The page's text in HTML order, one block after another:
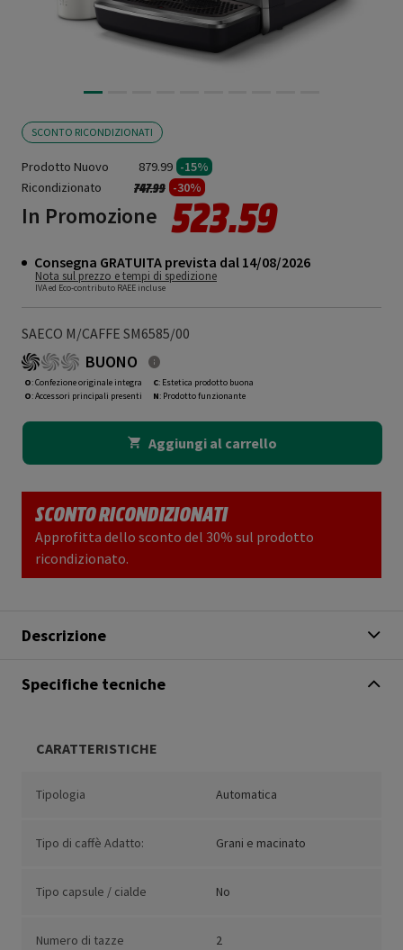
SCONTO RICONDIZIONATI
Prodotto Nuovo 879.99 -15%
Ricondizionato
Prezzo ridotto da
747.99a -30%
In Promozione 523.59
Consegna GRATUITA prevista dal 14/08/2026
Nota sul prezzo e tempi di spedizione
IVA ed Eco-contributo RAEE incluse
SAECO M/CAFFE SM6585/00
BUONO
O: Confezione originale integra
O: Accessori principali presenti
C: Estetica prodotto buona
N: Prodotto funzionante
Aggiungi al carrello
SCONTO RICONDIZIONATI
Approfitta dello sconto del 30% sul prodotto
ricondizionato.
Descrizione
Specifiche tecniche
CARATTERISTICHE
Tipologia Automatica
Tipo di caffè Adatto: Grani e macinato
Tipo capsule / cialde No
Numero di tazze 2